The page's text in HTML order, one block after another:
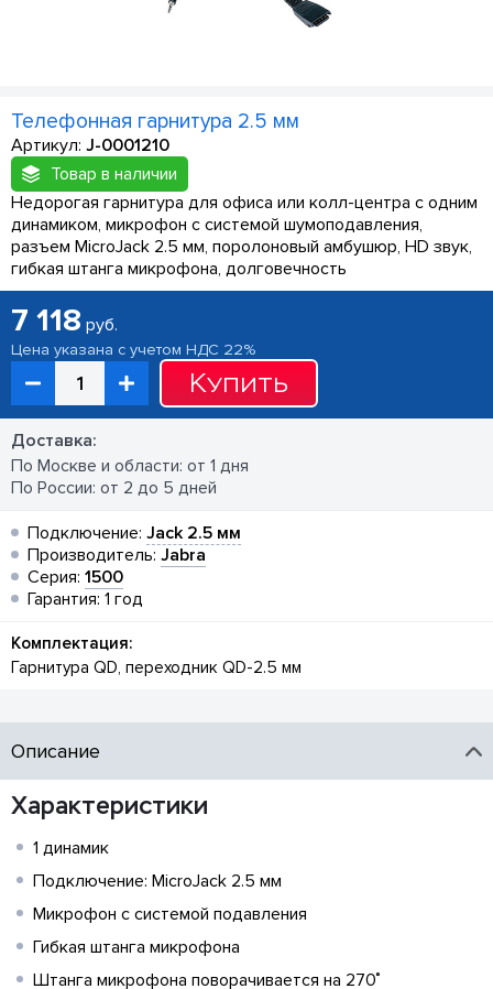
Телефонная гарнитура 2.5 мм
Артикул: J-0001210
Товар в наличии
Недорогая гарнитура для офиса или колл-центра с одним
динамиком, микрофон с системой шумоподавления,
разъем MicroJack 2.5 мм, поролоновый амбушюр, HD звук,
гибкая штанга микрофона, долговечность
7 118 руб.
Цена указана с учетом НДС 22%
Купить
Доставка:
По Москве и области: от 1 дня
По России: от 2 до 5 дней
Подключение: Jack 2.5 мм
Производитель: Jabra
Серия: 1500
Гарантия: 1 год
Комплектация:
Гарнитура QD, переходник QD-2.5 мм
Описание
Характеристики
1 динамик
Подключение: MicroJack 2.5 мм
Микрофон с системой подавления
Гибкая штанга микрофона
Штанга микрофона поворачивается на 270˚